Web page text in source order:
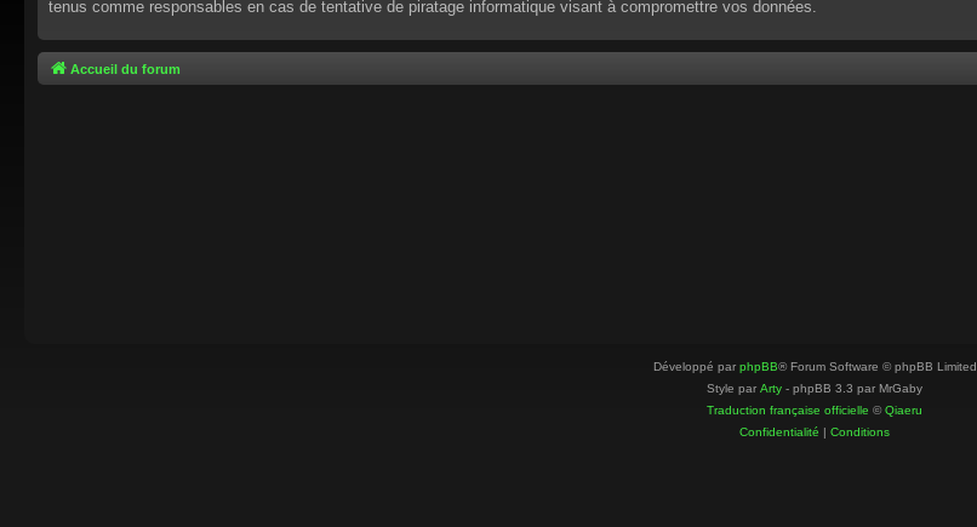
tenus comme responsables en cas de tentative de piratage informatique visant à compromettre vos données.
Accueil du forum
Développé par phpBB® Forum Software © phpBB Limited
Style par Arty - phpBB 3.3 par MrGaby
Traduction française officielle ©Qiaeru
Confidentialité | Conditions